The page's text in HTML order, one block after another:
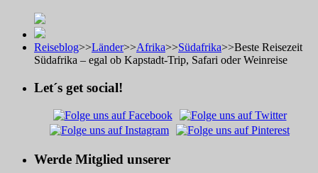
Reiseblog>>Länder>>Afrika>>Südafrika>>Beste Reisezeit
Südafrika – egal ob Kapstadt-Trip, Safari oder Weinreise
Let´s get social!
Werde Mitglied unserer